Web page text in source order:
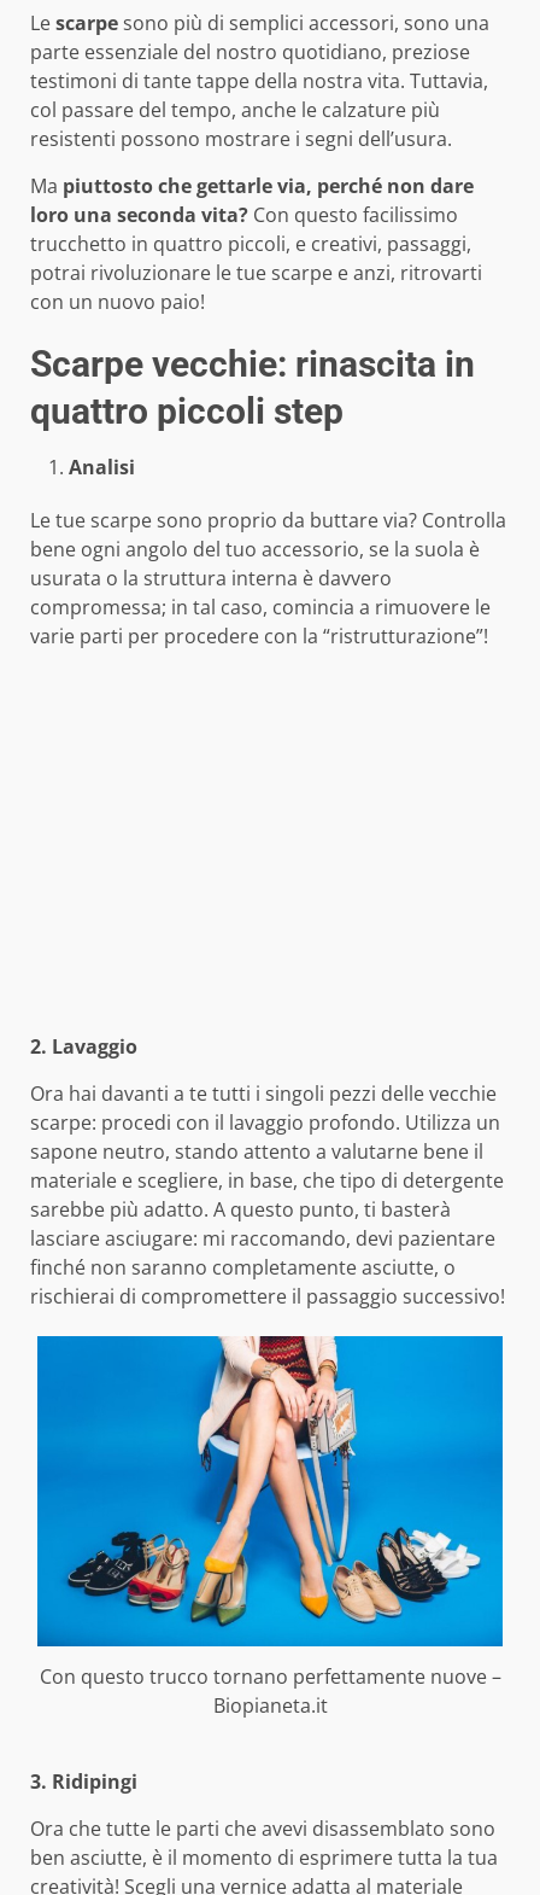
Lescarpesono più di semplici accessori, sono una
parte essenziale del nostro quotidiano, preziose
testimoni di tante tappe della nostra vita. Tuttavia,
col passare del tempo, anche le calzature più
resistenti possono mostrare i segni dell’usura.
Ma piuttosto che gettarle via, perché non dare
loro una seconda vita? Con questo facilissimo
trucchetto in quattro piccoli, e creativi, passaggi,
potrai rivoluzionare le tue scarpe e anzi, ritrovarti
con un nuovo paio!
Scarpe vecchie: rinascita in
quattro piccoli step
Analisi
Le tue scarpe sono proprio da buttare via? Controlla
bene ogni angolo del tuo accessorio, se la suola è
usurata o la struttura interna è davvero
compromessa; in tal caso, comincia a rimuovere le
varie parti per procedere con la “ristrutturazione”!
2. Lavaggio
Ora hai davanti a te tutti i singoli pezzi delle vecchie
scarpe: procedi con il lavaggio profondo. Utilizza un
sapone neutro, stando attento a valutarne bene il
materiale e scegliere, in base, che tipo di detergente
sarebbe più adatto. A questo punto, ti basterà
lasciare asciugare: mi raccomando, devi pazientare
finché non saranno completamente asciutte, o
rischierai di compromettere il passaggio successivo!
Con questo trucco tornano perfettamente nuove –
Biopianeta.it
3. Ridipingi
Ora che tutte le parti che avevi disassemblato sono
ben asciutte, è il momento di esprimere tutta la tua
creatività! Scegli una vernice adatta al materiale